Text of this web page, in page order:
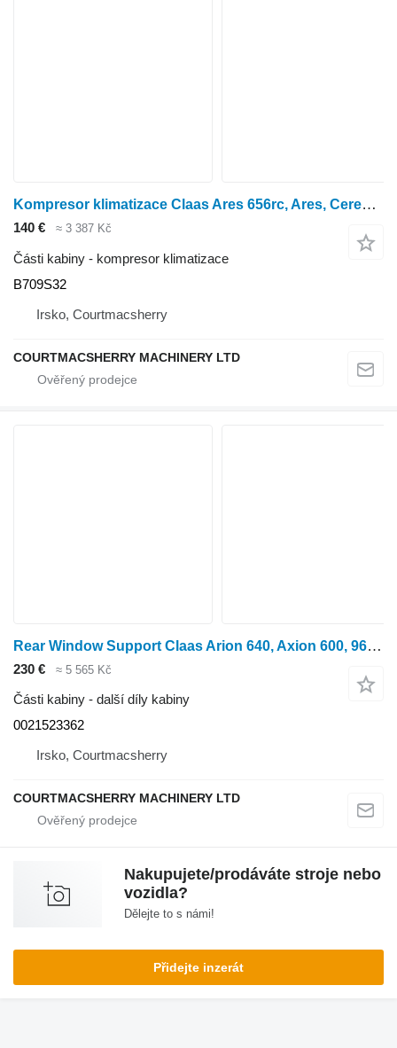
Kompresor klimatizace Claas Ares 656rc, Ares, Ceres, Air Conditioning Compressor 7700038545, B709S32 pro kolového traktoru
140 € ≈ 3 387 Kč
Části kabiny - kompresor klimatizace
B709S32
Irsko, Courtmacsherry
COURTMACSHERRY MACHINERY LTD
Rear Window Support Claas Arion 640, Axion 600, 960, 900 Rear Window Support 0021523362, 0 pro kolového traktoru Claas Arion 640
230 € ≈ 5 565 Kč
Části kabiny - další díly kabiny
0021523362
Irsko, Courtmacsherry
COURTMACSHERRY MACHINERY LTD
Nakupujete/prodáváte stroje nebo
vozidla?
Dělejte to s námi!
Přidejte inzerát